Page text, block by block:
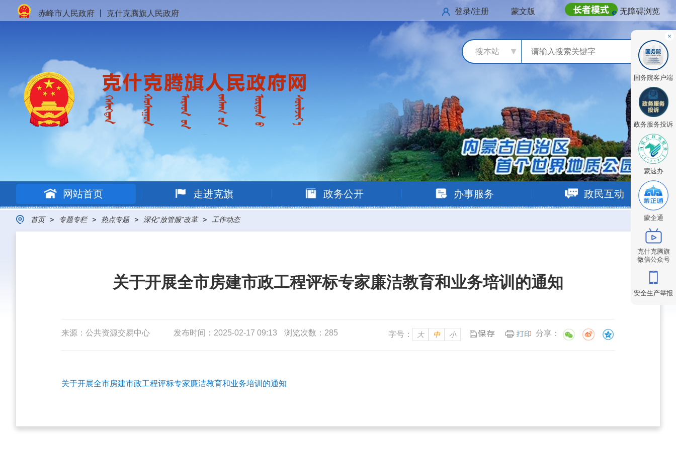
赤峰市人民政府 克什克腾旗人民政府 登录/注册 蒙文版 无障碍浏览
搜本站
网站首页 走进克旗 政务公开 办事服务 政民互动
国务院客户端
政务服务投诉
蒙速办
蒙企通
克什克腾旗
微信公众号
安全生产举报
首页 > 专题专栏 > 热点专题 > 深化“放管服”改革 > 工作动态
关于开展全市房建市政工程评标专家廉洁教育和业务培训的通知
来源：公共资源交易中心 发布时间：2025-02-17 09:13 浏览次数：285 字号： 大 中 小 分享：
关于开展全市房建市政工程评标专家廉洁教育和业务培训的通知